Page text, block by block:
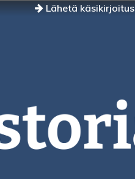
Lähetä käsikirjoitus